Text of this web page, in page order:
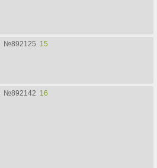
№892125 15
№892142 16